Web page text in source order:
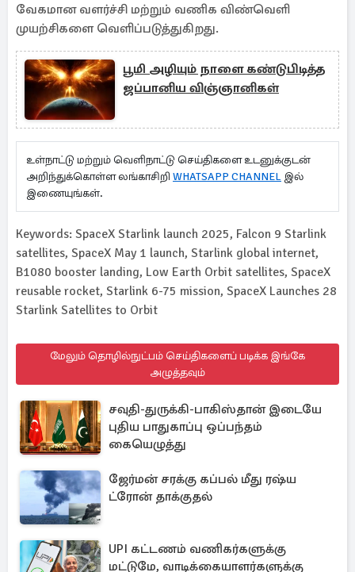
வேகமான வளர்ச்சி மற்றும் வணிக விண்வெளி
முயற்சிகளை வெளிப்படுத்துகிறது.
பூமி அழியும் நாளை கண்டுபிடித்த
ஜப்பானிய விஞ்ஞானிகள்
உள்நாட்டு மற்றும் வெளிநாட்டு செய்திகளை உடனுக்குடன்
அறிந்துக்கொள்ள லங்காசிறி WHATSAPP CHANNEL இல்
இணையுங்கள்.
Keywords: SpaceX Starlink launch 2025, Falcon 9 Starlink
satellites, SpaceX May 1 launch, Starlink global internet,
B1080 booster landing, Low Earth Orbit satellites, SpaceX
reusable rocket, Starlink 6-75 mission, SpaceX Launches 28
Starlink Satellites to Orbit
மேலும் தொழில்நுட்பம் செய்திகளைப் படிக்க இங்கே
அழுத்தவும்
சவுதி-துருக்கி-பாகிஸ்தான் இடையே
புதிய பாதுகாப்பு ஒப்பந்தம்
கையெழுத்து
ஜேர்மன் சரக்கு கப்பல் மீது ரஷ்ய
ட்ரோன் தாக்குதல்
UPI கட்டணம் வணிகர்களுக்கு
மட்டுமே, வாடிக்கையாளர்களுக்கு